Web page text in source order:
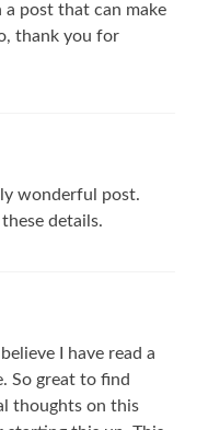
a post that can make
thank you for
wonderful post.
details.
I have read a
So great to find
thoughts on this